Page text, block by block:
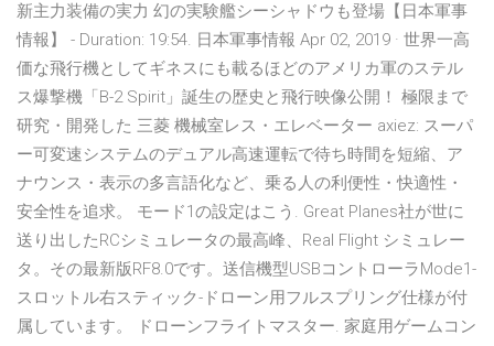
新主力装備の実力 幻の実験艦シーシャドウも登場【日本軍事
情報】 - Duration: 19:54. 日本軍事情報 Apr 02, 2019 · 世界一高
価な飛行機としてギネスにも載るほどのアメリカ軍のステル
ス爆撃機「B-2 Spirit」誕生の歴史と飛行映像公開！ 極限まで
研究・開発した 三菱 機械室レス・エレベーター axiez: スーパ
ー可変速システムのデュアル高速運転で待ち時間を短縮、ア
ナウンス・表示の多言語化など、乗る人の利便性・快適性・
安全性を追求。 モード1の設定はこう. Great Planes社が世に
送り出したRCシミュレータの最高峰、Real Flight シミュレー
タ。その最新版RF8.0です。送信機型USBコントローラMode1-
スロットル右スティック-ドローン用フルスプリング仕様が付
属しています。 ドローンフライトマスター. 家庭用ゲームコン